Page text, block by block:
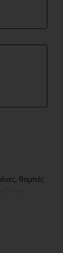
θαμπές
και